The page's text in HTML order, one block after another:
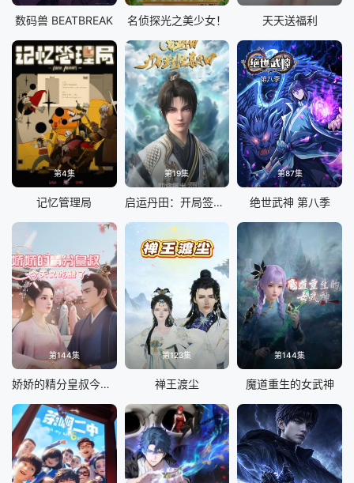
数码兽 BEATBREAK 名侦探光之美少女！ 天天送福利
第4集
记忆管理局
第19集
启运丹田：开局签到至尊丹田
第87集
绝世武神 第八季
第144集
娇娇的精分皇叔今天又吃醋了
第123集
禅王渡尘
第144集
魔道重生的女武神